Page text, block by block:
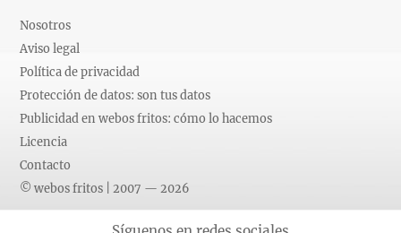
Nosotros
Aviso legal
Política de privacidad
Protección de datos: son tus datos
Publicidad en webos fritos: cómo lo hacemos
Licencia
Contacto
© webos fritos | 2007 — 2026